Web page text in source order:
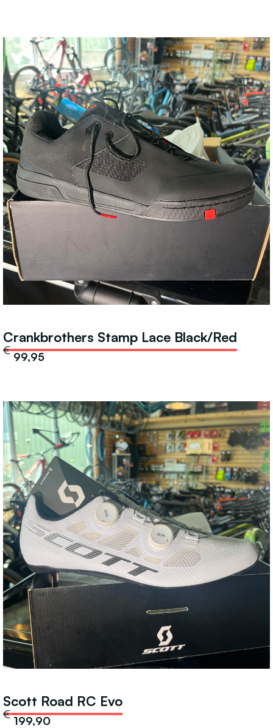
Crankbrothers Stamp Lace Black/Red
99,95
€
Scott Road RC Evo
199,90
€